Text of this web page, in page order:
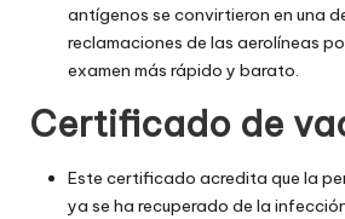
antígenos se convirtieron en una
reclamaciones de las aerolíneas
examen más rápido y barato.
Certificado de
Este certificado acredita que la
ya se ha recuperado de la